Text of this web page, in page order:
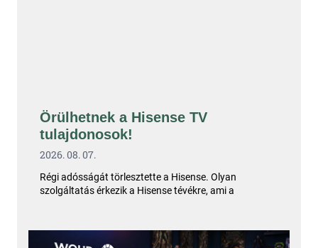
Örülhetnek a Hisense TV
tulajdonosok!
2026. 08. 07.
Régi adósságát törlesztette a Hisense. Olyan
szolgáltatás érkezik a Hisense tévékre, ami a